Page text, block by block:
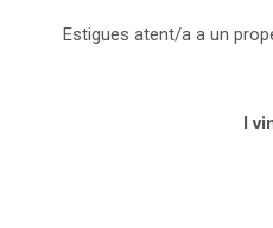
Estigues atent/a a un
I